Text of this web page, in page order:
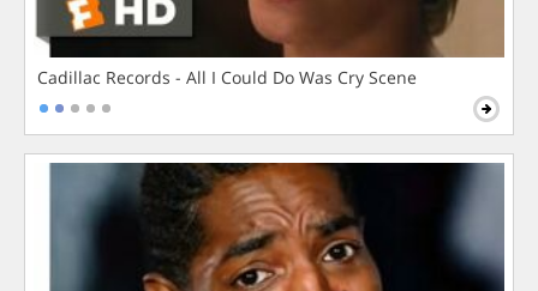
Cadillac Records - All I Could Do Was Cry Scene